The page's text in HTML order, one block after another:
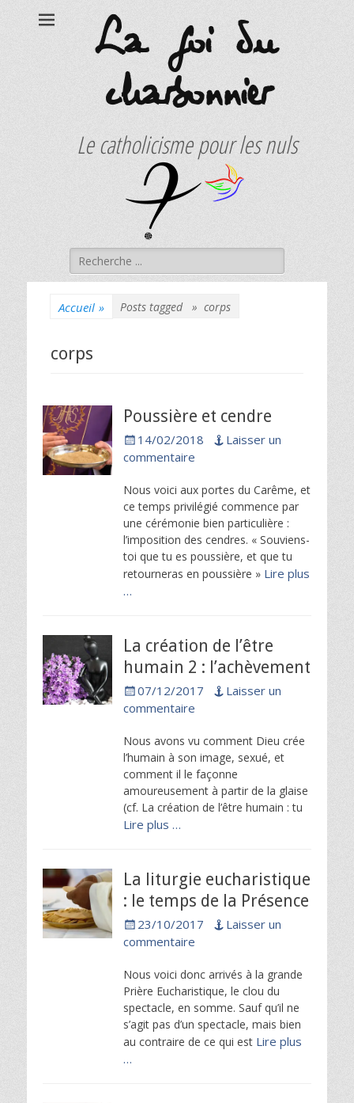
La foi du
charbonnier
Le catholicisme pour les nuls
Rechercher :
Accueil » Posts tagged » corps
corps
Poussière et cendre
Posted14/02/2018
Laisser un
commentaire
Nous voici aux portes du Carême, et
ce temps privilégié commence par
une cérémonie bien particulière :
l’imposition des cendres. « Souviens-
toi que tu es poussière, et que tu
retourneras en poussière » Lire plus
…
La création de l’être
humain 2 : l’achèvement
Posted
07/12/2017
Laisser un
commentaire
Nous avons vu comment Dieu crée
l’humain à son image, sexué, et
comment il le façonne
amoureusement à partir de la glaise
(cf. La création de l’être humain : tu
Lire plus …
La liturgie eucharistique
: le temps de la Présence
Posted23/10/2017
Laisser un
commentaire
Nous voici donc arrivés à la grande
Prière Eucharistique, le clou du
spectacle, en somme. Sauf qu’il ne
s’agit pas d’un spectacle, mais bien
au contraire de ce qui est Lire plus
…